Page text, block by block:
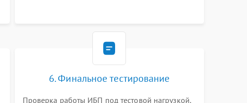
6. Финальное тестирование
Проверка работы ИБП под тестовой нагрузкой.